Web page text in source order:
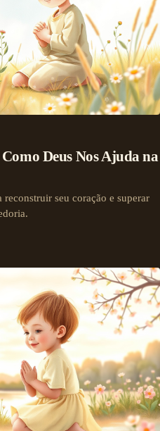
Deus Nos Ajuda na
seu coração e superar